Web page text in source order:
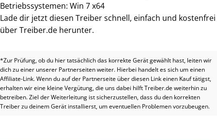
Betriebssystemen: Win 7 x64
Lade dir jetzt diesen Treiber schnell, einfach und kostenfrei
über Treiber.de herunter.
*Zur Prüfung, ob du hier tatsächlich das korrekte Gerät gewählt hast, leiten wir
dich zu einer unserer Partnerseiten weiter. Hierbei handelt es sich um einen
Affiliate-Link. Wenn du auf der Partnerseite über diesen Link einen Kauf tätigst,
erhalten wir eine kleine Vergütung, die uns dabei hilft Treiber.de weiterhin zu
betreiben. Ziel der Weiterleitung ist sicherzustellen, dass du den korrekten
Treiber zu deinem Gerät installierst, um eventuellen Problemen vorzubeugen.